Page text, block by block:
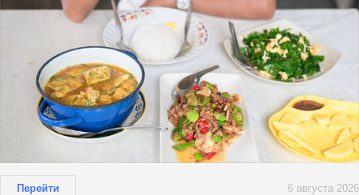
Перейти 6 августа 2026